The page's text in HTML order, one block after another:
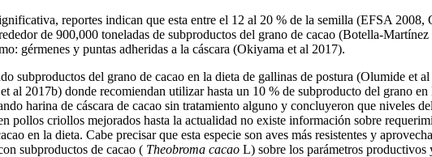
reportes indican que esta entre el 12 al 20 % de la semilla (EFSA
de 900,000 toneladas de subproductos del grano de cacao (Botella-
gérmenes y puntas adheridas a la cáscara (Okiyama et al 2017).
subproductos del grano de cacao en la dieta de gallinas de postura (Olumide et
2017b) donde recomiendan utilizar hasta un 10 % de subproducto del grano
harina de cáscara de cacao sin tratamiento alguno y concluyeron que niveles
pollos criollos mejorados hasta la actualidad no existe información sobre
en la dieta. Cabe precisar que esta especie son aves más resistentes y
subproductos de cacao ( Theobroma cacao L) sobre los parámetros